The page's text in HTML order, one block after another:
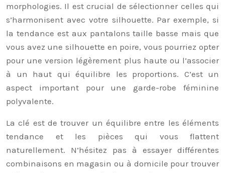
morphologies. Il est crucial de sélectionner celles qui
s’harmonisent avec votre silhouette. Par exemple, si
la tendance est aux pantalons taille basse mais que
vous avez une silhouette en poire, vous pourriez opter
pour une version légèrement plus haute ou l’associer
à un haut qui équilibre les proportions. C’est un
aspect important pour une garde-robe féminine
polyvalente.
La clé est de trouver un équilibre entre les éléments
tendance et les pièces qui vous flattent
naturellement. N’hésitez pas à essayer différentes
combinaisons en magasin ou à domicile pour trouver